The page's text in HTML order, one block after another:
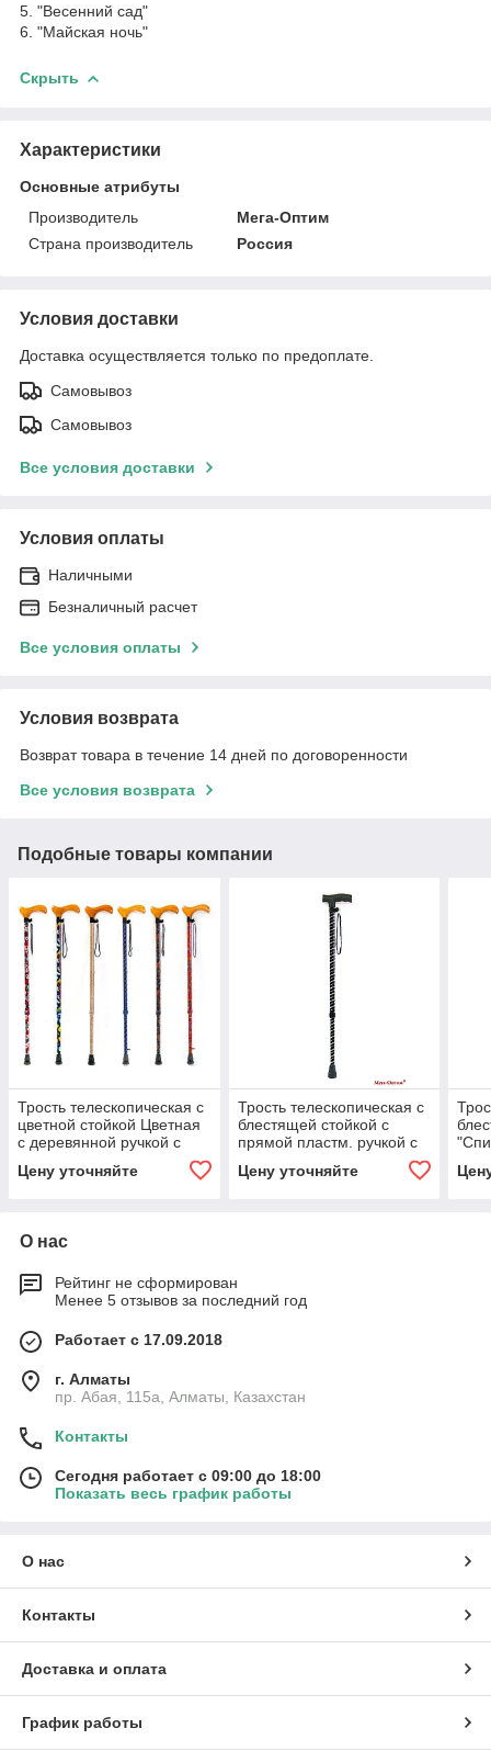
5. "Весенний сад"
6. "Майская ночь"
Скрыть
Характеристики
Основные атрибуты
Производитель
Мега-Оптим
Страна производитель
Россия
Условия доставки
Доставка осуществляется только по предоплате.
Самовывоз
Самовывоз
Все условия доставки
Условия оплаты
Наличными
Безналичный расчет
Все условия оплаты
Условия возврата
Возврат товара в течение 14 дней по договоренности
Все условия возврата
Подобные товары компании
Трость телескопическая с
цветной стойкой Цветная
с деревянной ручкой с
Цену уточняйте
Трость телескопическая с
блестящей стойкой с
прямой пластм. ручкой с
Цену уточняйте
УПС
О нас
Рейтинг не сформирован
Менее 5 отзывов за последний год
Работает с 17.09.2018
г. Алматы
пр. Абая, 115а, Алматы, Казахстан
Контакты
Сегодня работает с 09:00 до 18:00
Показать весь график работы
О нас
Контакты
Доставка и оплата
График работы